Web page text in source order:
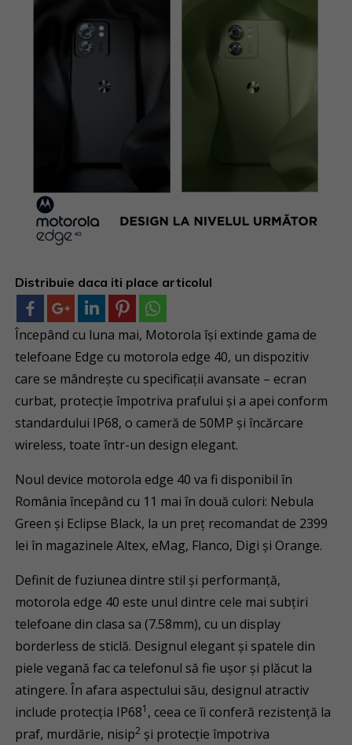
Distribuie daca iti place articolul
Începând cu luna mai, Motorola își extinde gama de
telefoane Edge cu motorola edge 40, un dispozitiv
care se mândrește cu specificații avansate – ecran
curbat, protecție împotriva prafului și a apei conform
standardului IP68, o cameră de 50MP și încărcare
wireless, toate într-un design elegant.
Noul device motorola edge 40 va fi disponibil în
România începând cu 11 mai în două culori: Nebula
Green și Eclipse Black, la un preț recomandat de 2399
lei în magazinele Altex, eMag, Flanco, Digi și Orange.
Definit de fuziunea dintre stil și performanță,
motorola edge 40 este unul dintre cele mai subțiri
telefoane din clasa sa (7.58mm), cu un display
borderless de sticlă. Designul elegant și spatele din
piele vegană fac ca telefonul să fie ușor și plăcut la
atingere. În afara aspectului său, designul atractiv
include protecția IP681 , ceea ce îi conferă rezistență la
praf, murdărie, nisip2 și protecție împotriva